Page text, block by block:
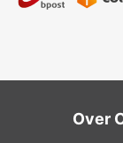
Over